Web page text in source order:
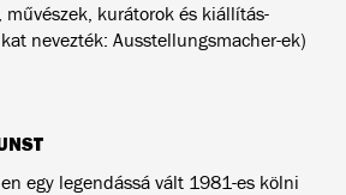
kurátorok és kiállítás-
nevezték: Ausstellungsmacher-ek)
egy legendássá vált 1981-es kölni